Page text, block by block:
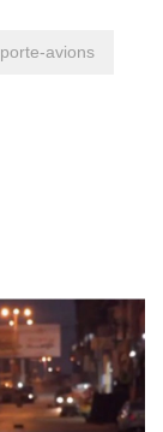
porte-avions